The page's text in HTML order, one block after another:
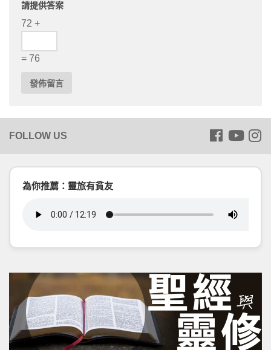
請提供答案
72 +
= 76
為你推薦：靈旅有貧友